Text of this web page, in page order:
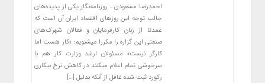
احمدرضا مسعودی ـ روزنامه‌نگار یکی از پدیده‌های
جالب توجه این روزهای اقتصاد ایران آن است که‌
عمدتا از زبان کارفرمایان و فعالان شهرک‌های
صنعتی این گزاره را مکررا میشنویم: «کار هست اما
کارگر نیست» مسئولان ارشد وزارت کار هم با
سرخوشی تمام اعلام میکنند در کاهش نرخ بیکاری
رکورد ثبت شده غافل از آنکه بدلیل […]